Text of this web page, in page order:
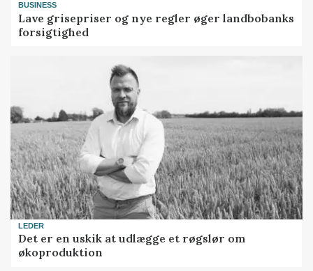
BUSINESS
Lave grisepriser og nye regler øger landbobanks
forsigtighed
LEDER
Det er en uskik at udlægge et røgslør om
økoproduktion